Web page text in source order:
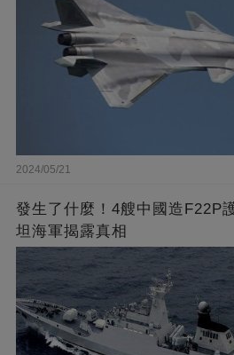
2024/05/21
發生了什麼！4艘中國造F22P
坦海軍揭露真相